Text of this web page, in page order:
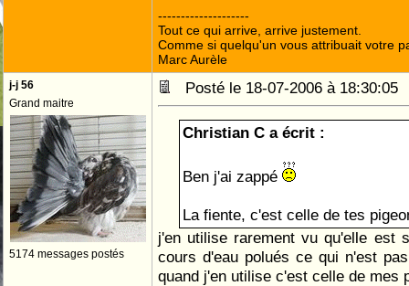
--------------------
Tout ce qui arrive, arrive justement.
Comme si quelqu'un vous attribuait votre
Marc Aurèle
j-j 56
Grand maitre
5174 messages postés
Posté le 18-07-2006 à
Christian C a écrit :
Ben j'ai zappé
La fiente, c'est celle de tes
j'en utilise rarement vu qu'elle est
cours d'eau polués ce qui n'est
quand j'en utilise c'est celle de mes